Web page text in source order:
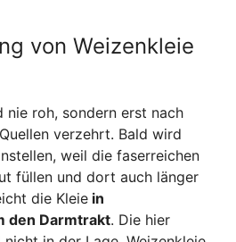
von Weizenkleie
nie roh, sondern erst nach
verzehrt. Bald wird
weil die faserreichen
füllen und dort auch länger
die Kleie in
den Darmtrakt. Die hier